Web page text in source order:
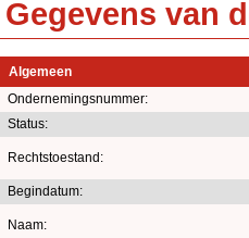
Gegevens van
Algemeen
Ondernemingsnummer:
Status:
Rechtstoestand:
Begindatum:
Naam: